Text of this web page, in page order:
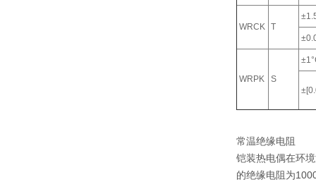
WRCK T
WRPK S
常温绝缘电阻
铠装热电偶在环
的绝缘电阻为